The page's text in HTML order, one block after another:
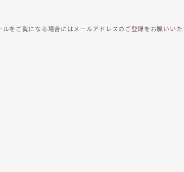
をご覧になる場合にはメールアドレスのご登録をお願いいた